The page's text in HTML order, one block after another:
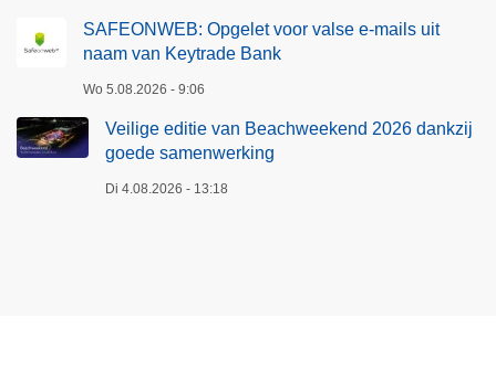
SAFEONWEB: Opgelet voor valse e-mails uit
naam van Keytrade Bank
Wo 5.08.2026 - 9:06
Veilige editie van Beachweekend 2026 dankzij
goede samenwerking
Di 4.08.2026 - 13:18